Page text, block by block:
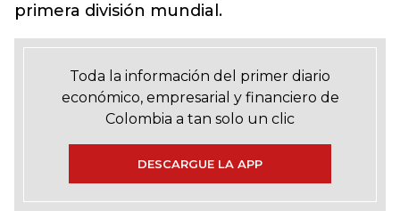
primera división mundial.
Toda la información del primer diario
económico, empresarial y financiero de
Colombia a tan solo un clic
DESCARGUE LA APP